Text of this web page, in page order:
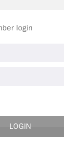
login
LOGIN